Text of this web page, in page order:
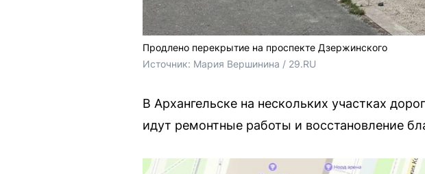
Продлено перекрытие на проспекте Дзержинского
Источник: Мария Вершинина / 29.RU
В Архангельске на нескольких участках
идут ремонтные работы и восстановление